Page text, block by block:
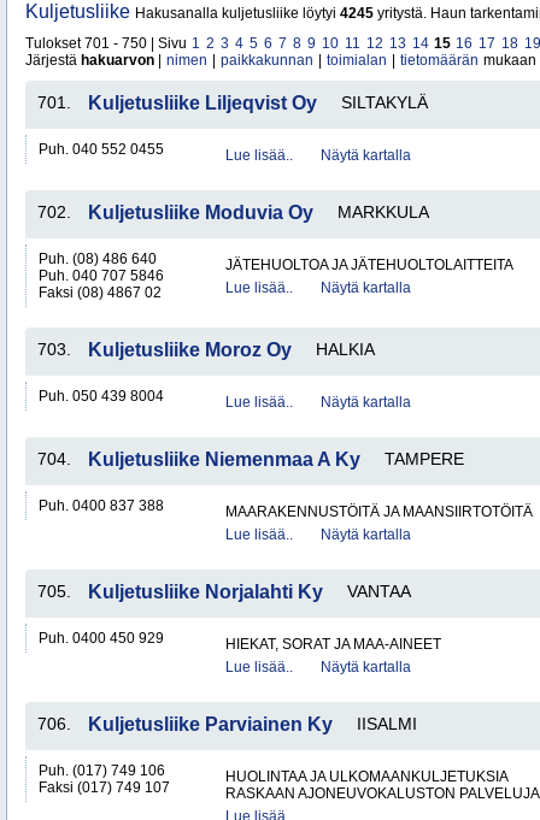
Kuljetusliike Hakusanalla kuljetusliike löytyi 4245 yritystä. Haun
Tulokset 701 - 750 | Sivu 1 2 3 4 5 6 7 8 9 10 11 12 13 14 15 16 17 18 19
Järjestä hakuarvon nimen paikkakunnan toimialan tietomäärän mukaan
701. Kuljetusliike Liljeqvist Oy SILTAKYLÄ
Puh. 040 552 0455 Lue lisää.. Näytä kartalla
702. Kuljetusliike Moduvia Oy MARKKULA
Puh. (08) 486 640
Puh. 040 707 5846
Faksi (08) 4867 02
JÄTEHUOLTOA JA JÄTEHUOLTOLAITTEITA
Lue lisää..
Näytä kartalla
703. Kuljetusliike Moroz Oy HALKIA
Puh. 050 439 8004 Lue lisää.. Näytä kartalla
704. Kuljetusliike Niemenmaa A Ky TAMPERE
Puh. 0400 837 388
MAARAKENNUSTÖITÄ JA MAANSIIRTOTÖITÄ
Lue lisää..
Näytä kartalla
705. Kuljetusliike Norjalahti Ky VANTAA
Puh. 0400 450 929
HIEKAT, SORAT JA MAA-AINEET
Lue lisää..
Näytä kartalla
706. Kuljetusliike Parviainen Ky IISALMI
Puh. (017) 749 106
Faksi (017) 749 107
HUOLINTAA JA ULKOMAANKULJETUKSIA
RASKAAN AJONEUVOKALUSTON
Lue lisää..